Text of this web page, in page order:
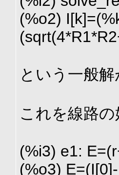
(%o2)
という一般
これを線路
(%i3) e1:
(%o3)